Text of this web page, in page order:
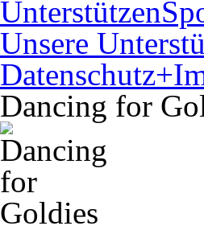
Unterstützen
Unsere
Dancing for